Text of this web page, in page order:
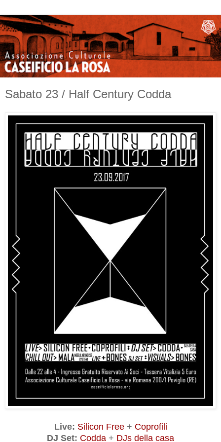
Sabato 23 / Half Century Codda
Live: Silicon Free + Coprofili
DJ Set: Codda + DJs della casa